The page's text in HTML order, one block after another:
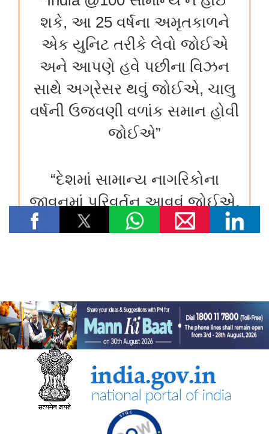
पेट्रोलियम एवं प्राकृतिक गैस मंत्रालय
तेल विपणन कंपनियों (ओएमसी) ने ई20 पेट्रोल में नमी और क्लोराइड की
मौजूदगी की जांच की: 500 पीपीएम क्लोराइड और नमी की मौजूदगी के दावों
की पुष्टि नहीं हुई
भारतीय रेलवे ने चित्रकूट के लिए सीधी रेल कनेक्टिविटी मजबूत करने के
उद्देश्य से चित्रकूटधाम कर्वी-कानपुर सेंट्रल और प्रतापगढ़-कानपुर सेंट्रल
एक्सप्रेस सेवाओं के विलय को मंजूरी दी
भारतीय रेलवे ने मध्य प्रदेश में इटारसी-मदन महल के बीच दैनिक पैसेंजर सेवा
विज्ञान एवं प्रौद्योगिकी मंत्रालय
सीएसआईआर-सीआरआरआई ने राजस्थान सरकार के समक्ष स्वदेशी
एमएसएस+ सड़क प्रौद्योगिकी का प्रदर्शन किया
सीएसआईआर-एनआईएससीपीआर ने “लोकप्रिय विज्ञान लेखन” पर दो दिवसीय
सीएसआईआर एकीकृत कौशल पहल के चरण-III (2025–30) के प्रथम वर्ष
के लिए मॉनिटरिंग समिति की समन्वयकों की कॉन्क्लेव-सह-बैठक आयोजित की
गई
पत्तन, पोत परिवहन और जलमार्ग मंत्रालय
भारत ने समुद्री गवर्नेंस में डिजिटल बदलाव को गति देने के लिए ई-समुद्र का
शुभारंभ किया
सामाजिक न्‍याय एवं अधिकारिता मंत्रालय